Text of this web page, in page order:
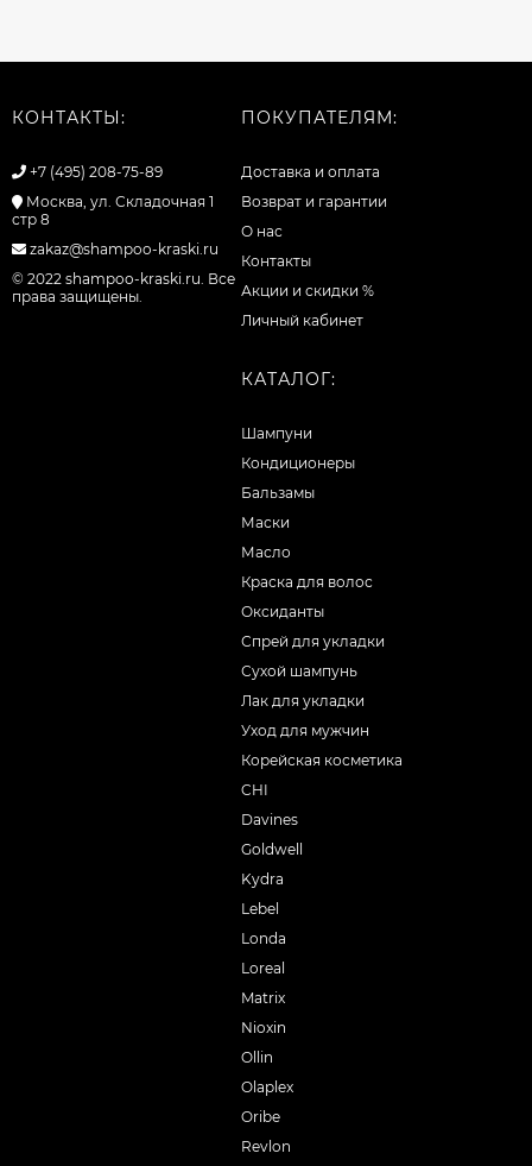
КОНТАКТЫ:
+7 (495) 208-75-89
Москва, ул. Складочная 1
стр 8
zakaz@shampoo-kraski.ru
© 2022 shampoo-kraski.ru. Все
права защищены.
ПОКУПАТЕЛЯМ:
Доставка и оплата
Возврат и гарантии
О нас
Контакты
Акции и скидки %
Личный кабинет
КАТАЛОГ:
Шампуни
Кондиционеры
Бальзамы
Маски
Масло
Краска для волос
Оксиданты
Спрей для укладки
Сухой шампунь
Лак для укладки
Уход для мужчин
Корейская косметика
CHI
Davines
Goldwell
Kydra
Lebel
Londa
Loreal
Matrix
Nioxin
Ollin
Olaplex
Oribe
Revlon